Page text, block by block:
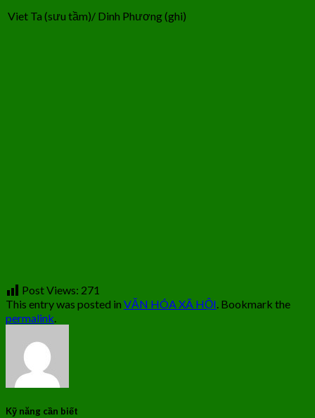
Viet Ta (sưu tầm)/ Dinh Phương (ghi)
Post Views: 271
This entry was posted in VĂN HÓA XÃ HỘI. Bookmark the
permalink.
Kỹ năng cần biết